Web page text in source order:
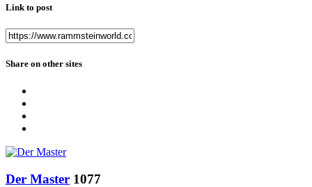
Link to post
Share on other sites
Der Master 1077